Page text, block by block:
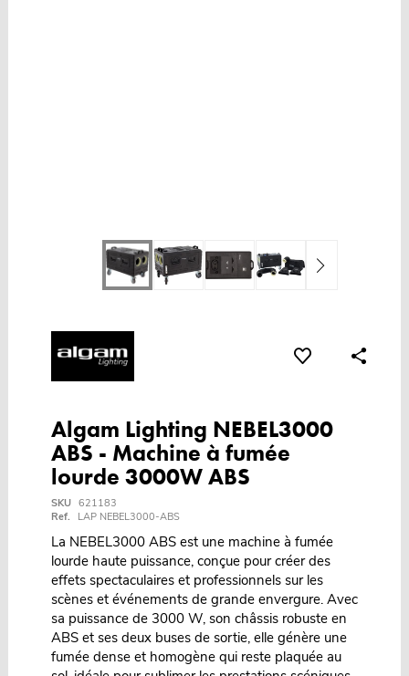
Algam Lighting NEBEL3000
ABS - Machine à fumée
lourde 3000W ABS
SKU 621183
Ref.
LAP NEBEL3000-ABS
La NEBEL3000 ABS est une machine à fumée
lourde haute puissance, conçue pour créer des
effets spectaculaires et professionnels sur les
scènes et événements de grande envergure. Avec
sa puissance de 3000 W, son châssis robuste en
ABS et ses deux buses de sortie, elle génère une
fumée dense et homogène qui reste plaquée au